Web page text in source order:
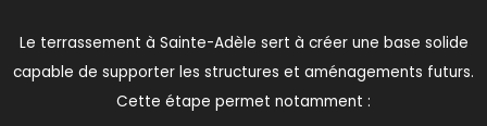
Le terrassement à Sainte-Adèle sert à créer une base solide
capable de supporter les structures et aménagements futurs.
Cette étape permet notamment :